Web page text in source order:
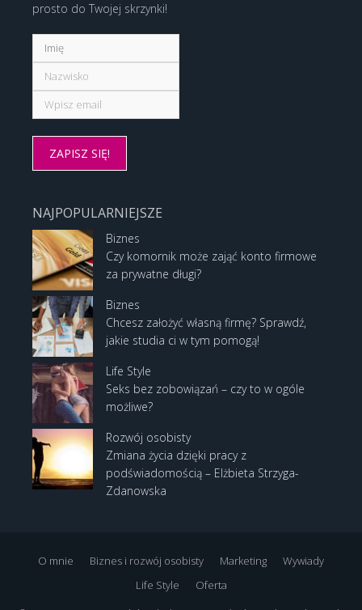
prosto do Twojej skrzynki!
NAJPOPULARNIEJSZE
Biznes
Czy komornik może zająć konto firmowe
za prywatne długi?
Biznes
Chcesz założyć własną firmę? Sprawdź,
jakie studia ci w tym pomogą!
Life Style
Seks bez zobowiązań – czy to w ogóle
możliwe?
Rozwój osobisty
Zmiana życia dzięki pracy z
podświadomością – Elżbieta Strzyga-
Zdanowska
O mnie Biznes i rozwój osobisty Marketing
Wywiady
Life Style
Oferta